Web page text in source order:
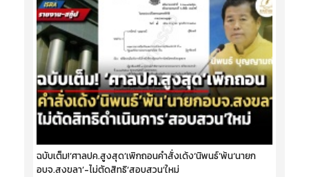
ฉบับเต็ม!‘ศาลปค.สูงสุด’เพิกถอนคำสั่งเด้ง‘นิพนธ์’พ้น‘นายก
อบจ.สงขลา’-ไม่ตัดสิทธิ‘สอบสวน’ใหม่